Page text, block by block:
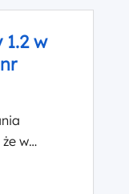
w
w
002/23
VIII